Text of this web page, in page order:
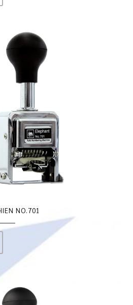
NO.701